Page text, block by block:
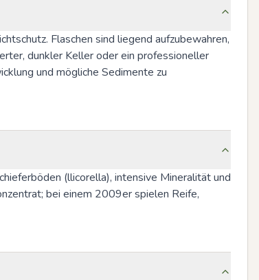
Flaschen sind liegend aufzubewahren,
dunkler Keller oder ein professioneller
und mögliche Sedimente zu
(llicorella), intensive Mineralität und
bei einem 2009er spielen Reife,